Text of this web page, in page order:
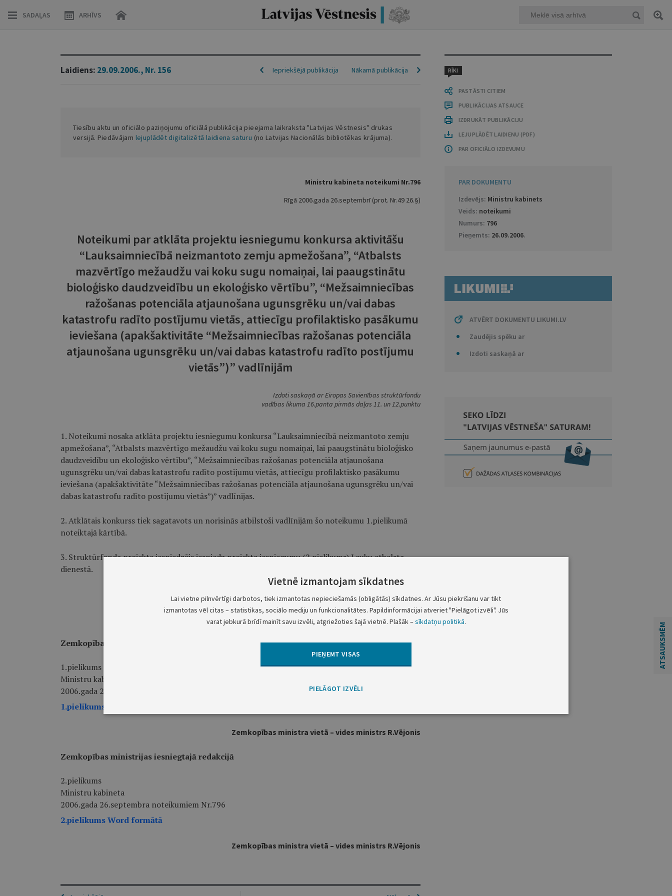
SADAĻAS ARHĪVS
RĪKI
PASTĀSTI CITIEM
PUBLIKĀCIJAS ATSAUCE
IZDRUKĀT PUBLIKĀCIJU
LEJUPLĀDĒT LAIDIENU (PDF)
PAR OFICIĀLO IZDEVUMU
PAR DOKUMENTU
Izdevējs: Ministru kabinets
Veids: noteikumi
Numurs: 796
Pieņemts: 26.09.2006.
ATVĒRT DOKUMENTU LIKUMI.LV
Zaudējis spēku ar
Izdoti saskaņā ar
Laidiens: 29.09.2006., Nr. 156 Nākamā publikācija
Iepriekšējā publikācija
Tiesību aktu un oficiālo paziņojumu oficiālā publikācija pieejama laikraksta "Latvijas Vēstnesis" drukas
versijā. Piedāvājam lejuplādēt digitalizētā laidiena saturu (no Latvijas Nacionālās bibliotēkas krājuma).
Ministru kabineta noteikumi Nr.796
Rīgā 2006.gada 26.septembrī (prot. Nr.49 26.§)
Noteikumi par atklāta projektu iesniegumu konkursa aktivitāšu
“Lauksaimniecībā neizmantoto zemju apmežošana”, “Atbalsts
mazvērtīgo mežaudžu vai koku sugu nomaiņai, lai paaugstinātu
bioloģisko daudzveidību un ekoloģisko vērtību”, “Mežsaimniecības
ražošanas potenciāla atjaunošana ugunsgrēku un/vai dabas
katastrofu radīto postījumu vietās, attiecīgu profilaktisko pasākumu
ieviešana (apakšaktivitāte “Mežsaimniecības ražošanas potenciāla
atjaunošana ugunsgrēku un/vai dabas katastrofu radīto postījumu
vietās”)” vadlīnijām
Izdoti saskaņā ar Eiropas Savienības struktūrfondu
vadības likuma 16.panta pirmās daļas 11. un 12.punktu
1. Noteikumi nosaka atklāta projektu iesniegumu konkursa “Lauksaimniecībā neizmantoto zemju
apmežošana”, “Atbalsts mazvērtīgo mežaudžu vai koku sugu nomaiņai, lai paaugstinātu bioloģisko
daudzveidību un ekoloģisko vērtību”, “Mežsaimniecības ražošanas potenciāla atjaunošana
ugunsgrēku un/vai dabas katastrofu radīto postījumu vietās, attiecīgu profilaktisko pasākumu
ieviešana (apakšaktivitāte “Mežsaimniecības ražošanas potenciāla atjaunošana ugunsgrēku un/vai
dabas katastrofu radīto postījumu vietās”)” vadlīnijas.
2. Atklātais konkurss tiek sagatavots un norisinās atbilstoši vadlīnijām šo noteikumu 1.pielikumā
noteiktajā kārtībā.
3. Struktūrfonda projekta iesniedzējs iesniedz projekta iesniegumu (2.pielikums) Lauku atbalsta
dienestā.
Ministru prezidents A.Kalvītis
Zemkopības ministra vietā – vides ministrs R.Vējonis
Zemkopības ministrijas iesniegtajā redakcijā
1.pielikums
Ministru kabineta
2006.gada 26.septembra noteikumiem Nr.796
1.pielikums Word formātā
Zemkopības ministra vietā – vides ministrs R.Vējonis
Zemkopības ministrijas iesniegtajā redakcijā
2.pielikums
Ministru kabineta
2006.gada 26.septembra noteikumiem Nr.796
2.pielikums Word formātā
Zemkopības ministra vietā – vides ministrs R.Vējonis
ATSAUKSMĒM
Vietnē izmantojam sīkdatnes
Lai vietne pilnvērtīgi darbotos, tiek izmantotas nepieciešamās (obligātās) sīkdatnes. Ar Jūsu piekrišanu var tikt
izmantotas vēl citas – statistikas, sociālo mediju un funkcionalitātes. Papildinformācijai atveriet "Pielāgot izvēli". Jūs
varat jebkurā brīdī mainīt savu izvēli, atgriežoties šajā vietnē. Plašāk –sīkdatņu politikā.
PIEŅEMT VISAS
PIELĀGOT IZVĒLI